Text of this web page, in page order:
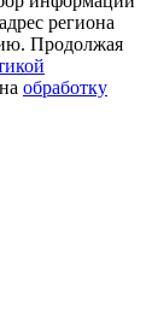
региона
Продолжая
обработку